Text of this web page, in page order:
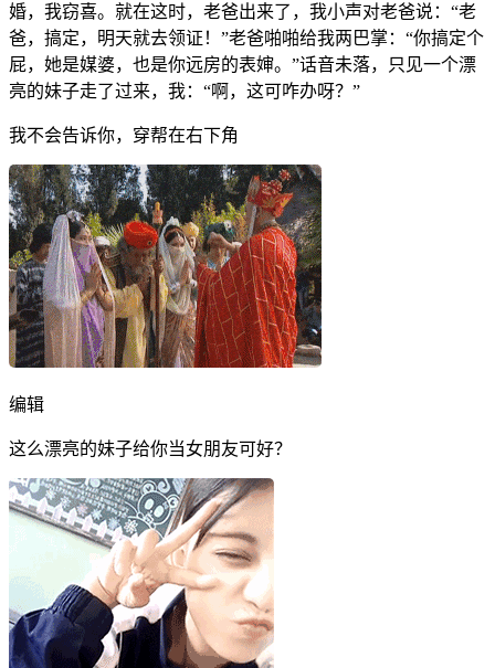
婚，我窃喜。就在这时，老爸出来了，我小声对老爸说：“老
爸，搞定，明天就去领证！”老爸啪啪给我两巴掌：“你搞定个
屁，她是媒婆，也是你远房的表婶。”话音未落，只见一个漂
亮的妹子走了过来，我：“啊，这可咋办呀？”
我不会告诉你，穿帮在右下角
编辑
这么漂亮的妹子给你当女朋友可好？